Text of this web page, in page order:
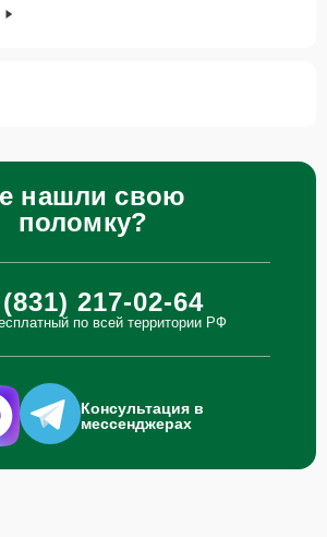
нашли свою
поломку?
217-02-64
по всей территории РФ
Консультация в
мессенджерах